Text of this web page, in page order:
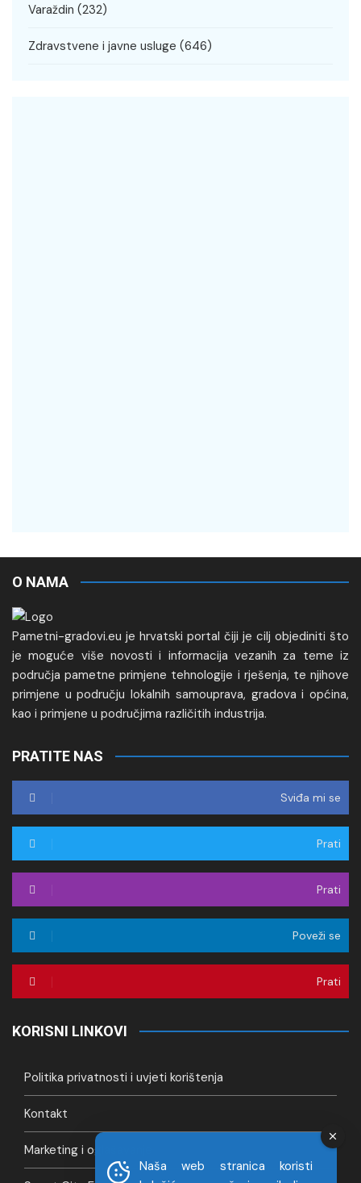
Varaždin (232)
Zdravstvene i javne usluge (646)
O NAMA
Pametni-gradovi.eu je hrvatski portal čiji je cilj objediniti što
je moguće više novosti i informacija vezanih za teme iz
područja pametne primjene tehnologije i rješenja, te njihove
primjene u području lokalnih samouprava, gradova i općina,
kao i primjene u područjima različitih industrija.
PRATITE NAS
Sviđa mi se
Prati
Prati
Poveži se
Prati
KORISNI LINKOVI
Politika privatnosti i uvjeti korištenja
Kontakt
Marketing i oglašavanje
Naša web stranica koristi